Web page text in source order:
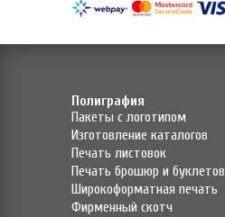
Полиграфия
Пакеты с логотипом
Изготовление каталогов
Печать листовок
Печать брошюр и буклетов
Широкоформатная печать
Фирменный скотч